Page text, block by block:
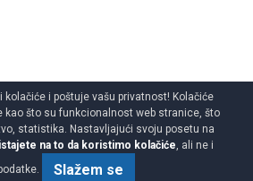
kolačiće i poštuje vašu privatnost! Kolačiće
kao što su funkcionalnost web stranice, što
statistika. Nastavljajući svoju posetu na
na to da koristimo kolačiće, ali ne i
Slažem se